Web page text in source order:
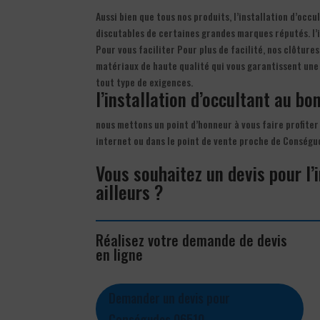
Aussi bien que tous nos produits, l’installation
discutables de certaines grandes marques
Pour vous faciliter Pour plus de facilité, nos
matériaux de haute qualité qui vous garantissent
tout type de exigences.
l’installation d’occultant au
nous mettons un point d’honneur à vous faire
internet ou dans le point de vente proche de
Vous souhaitez un devis pour
ailleurs ?
Réalisez votre demande de devis
en ligne